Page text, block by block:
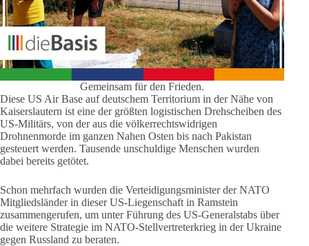
Gemeinsam für den Frieden.
Diese US Air Base auf deutschem Territorium in der Nähe von
Kaiserslautern ist eine der größten logistischen Drehscheiben des
US-Militärs, von der aus die völkerrechtswidrigen
Drohnenmorde im ganzen Nahen Osten bis nach Pakistan
gesteuert werden. Tausende unschuldige Menschen wurden
dabei bereits getötet.
Schon mehrfach wurden die Verteidigungsminister der NATO
Mitgliedsländer in dieser US-Liegenschaft in Ramstein
zusammengerufen, um unter Führung des US-Generalstabs über
die weitere Strategie im NATO-Stellvertreterkrieg in der Ukraine
gegen Russland zu beraten.